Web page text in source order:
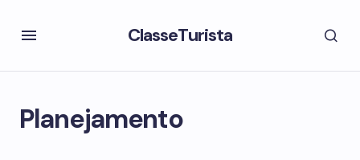
ClasseTurista
Planejamento